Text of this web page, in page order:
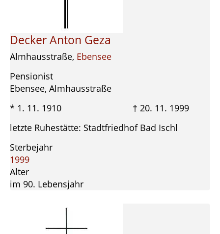
Decker Anton Geza
Almhausstraße, Ebensee
Pensionist
Ebensee, Almhausstraße
* 1. 11. 1910 † 20. 11. 1999
letzte Ruhestätte: Stadtfriedhof Bad Ischl
Sterbejahr
1999
Alter
im 90. Lebensjahr